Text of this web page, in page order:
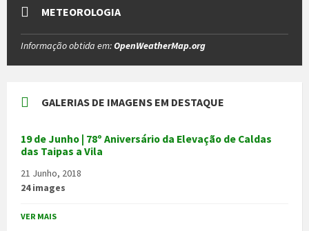
METEOROLOGIA
Informação obtida em:OpenWeatherMap.org
GALERIAS DE IMAGENS EM DESTAQUE
19 de Junho | 78º Aniversário da Elevação de Caldas
das Taipas a Vila
21 Junho, 2018
24 images
VER MAIS